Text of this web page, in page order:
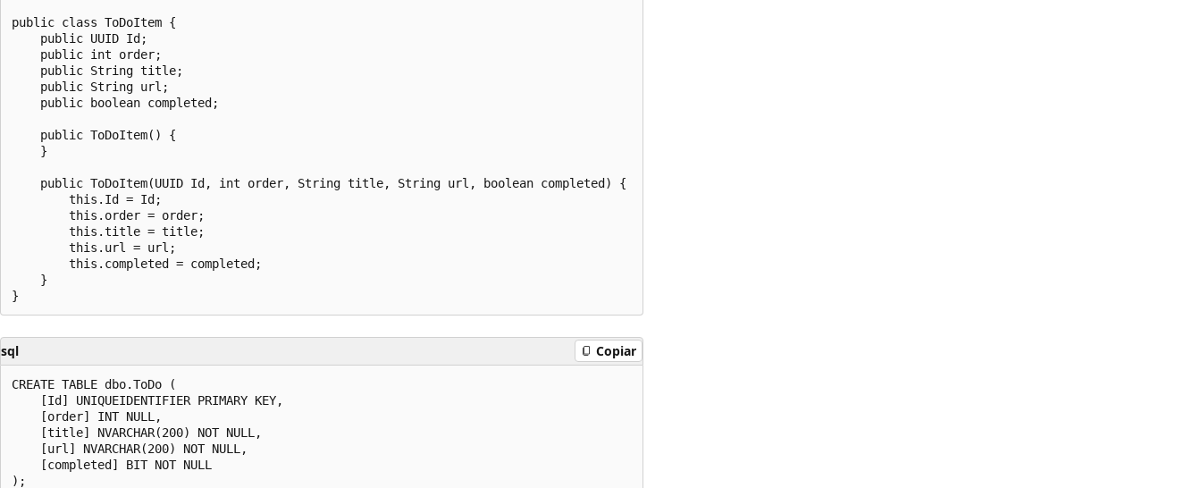
public class ToDoItem {
    public UUID Id;
    public int order;
    public String title;
    public String url;
    public boolean completed;
    public ToDoItem() {
    }
    public ToDoItem(UUID Id, int order, String title, String url, boolean completed) {
        this.Id = Id;
        this.order = order;
        this.title = title;
        this.url = url;
        this.completed = completed;
    }
sql Copiar
CREATE TABLE dbo.ToDo (
    [Id] UNIQUEIDENTIFIER PRIMARY KEY,
    [order] INT NULL,
    [title] NVARCHAR(200) NOT NULL,
    [url] NVARCHAR(200) NOT NULL,
    [completed] BIT NOT NULL